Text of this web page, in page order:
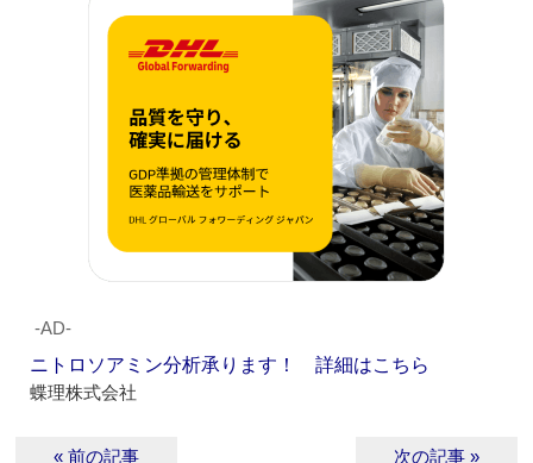
‐AD‐
ニトロソアミン分析承ります！ 詳細はこちら
蝶理株式会社
« 前の記事 次の記事 »